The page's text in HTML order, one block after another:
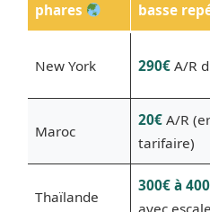
phares
basse
New York 290€ A/R
Maroc
20€ A/R
tarifaire)
Thaïlande
300€ à